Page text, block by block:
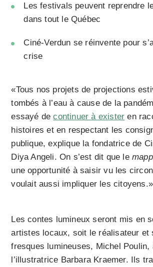
Les festivals peuvent reprendre
dans tout le Québec
Ciné-Verdun se réinvente pour
crise
«Tous nos projets de projections
tombés à l’eau à cause de la
essayé decontinuer à exister en
histoires et en respectant les
publique, explique la fondatrice de
Diya Angeli. On s’est dit que le
une opportunité à saisir vu les
voulait aussi impliquer les citoyens.»
Les contes lumineux seront mis en
artistes locaux, soit le réalisateur et
fresques lumineuses, Michel Poulin,
l’illustratrice Barbara Kraemer. Ils